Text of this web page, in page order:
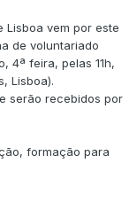
Lisboa vem por este
de voluntariado
4ª feira, pelas 11h,
Lisboa).
serão recebidos por
formação para